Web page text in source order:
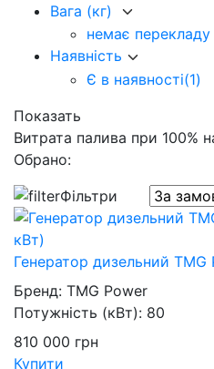
Вага (кг)
немає перекладу
Наявність
Є в наявності(1)
Показать
Витрата палива при 100%
Обрано:
Фільтри
Генератор дизельний
Бренд: TMG Power
Потужність (кВт): 80
810 000 грн
Купити